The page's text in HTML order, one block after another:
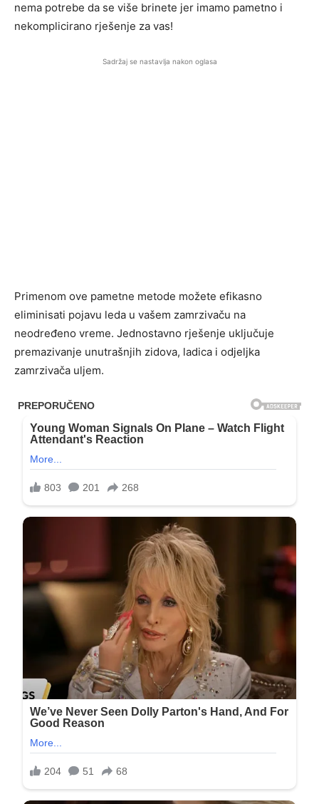
nema potrebe da se više brinete jer imamo pametno i
nekomplicirano rješenje za vas!
Sadržaj se nastavlja nakon oglasa
Primenom ove pametne metode možete efikasno
eliminisati pojavu leda u vašem zamrzivaču na
neodređeno vreme. Jednostavno rješenje uključuje
premazivanje unutrašnjih zidova, ladica i odjeljka
zamrzivača uljem.